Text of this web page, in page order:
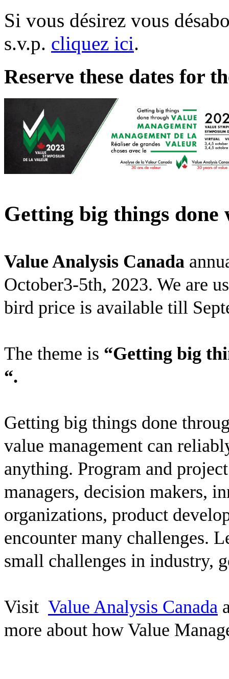
Si vous désirez vous
s.v.p. cliquez ici.
Reserve these dates for
Getting big things done
Value Analysis Canada
October3-5th, 2023. We are
bird price is available till
The theme is “Getting big
“.
Getting big things done
value management can
anything. Program and
managers, decision makers,
organizations, product
encounter many challenges.
small challenges in industry,
Visit Value Analysis Canada
more about how Value